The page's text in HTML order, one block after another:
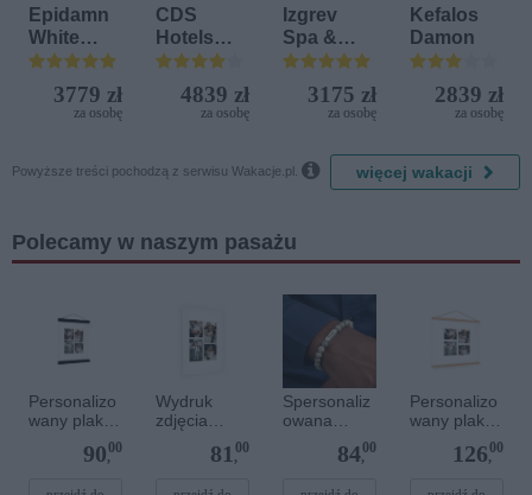
Epidamn
White
Sensation
3779 zł
za osobę
CDS
Hotels
Terrasini
(ex. Citta
del Mare)
4839 zł
za osobę
Kamen
Izgrev
Spa &
Aquapark
3175 zł
za osobę
Kefalos
Damon
2839 zł
za osobę
Powyższe treści pochodzą z serwisu Wakacje.pl.  więcej wakacji
Polecamy w naszym pasażu
Personalizo
wany plakat
lakierowany
90,
00
Wydruk
zdjęcia
plakatu - 50
x 70 cm81 ,
00
Spersonaliz
owana
bransoletka
84,
00
Personalizo
wany plakat
drewnianym
126,
00